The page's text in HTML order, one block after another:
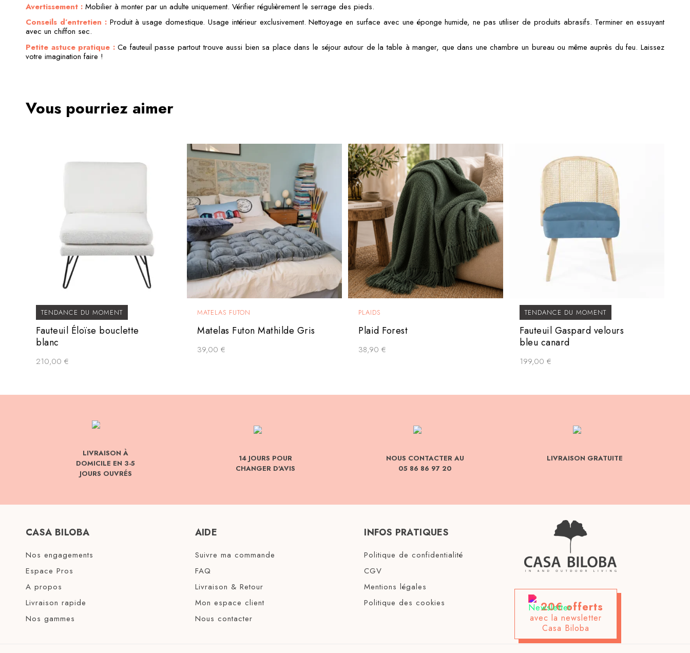
Avertissement : Mobilier à monter par un adulte uniquement. Vérifier régulièrement le serrage des pieds.
Conseils d’entretien : Produit à usage domestique. Usage intérieur exclusivement. Nettoyage en surface avec une éponge humide, ne pas utiliser de produits abrasifs. Terminer en essuyant
avec un chiffon sec.
Petite astuce pratique :Ce fauteuil passe partout trouve aussi bien sa place dans le séjour autour de la table à manger, que dans une chambre un bureau ou même auprès du feu. Laissez
votre imagination faire !
Vous pourriez aimer
TENDANCE DU MOMENT
Fauteuil Éloïse bouclette
blanc
210,00 €
MATELAS FUTON
Matelas Futon Mathilde Gris
39,00€
PLAIDS
Plaid Forest
38,90€
TENDANCE DU MOMENT
Fauteuil Gaspard velours
bleu canard
199,00€
LIVRAISON À
DOMICILE EN 3-5
JOURS OUVRÉS
14 JOURS POUR
CHANGER D'AVIS
NOUS CONTACTER AU
05 86 86 97 20
LIVRAISON GRATUITE
CASA BILOBA
Nos engagements
Espace Pros
A propos
Livraison rapide
Nos gammes
AIDE
Suivre ma commande
FAQ
Livraison & Retour
Mon espace client
Nous contacter
INFOS PRATIQUES
Politique de confidentialité
CGV
Mentions légales
Politique des cookies
20€ offerts
avec la newsletter
Casa Biloba